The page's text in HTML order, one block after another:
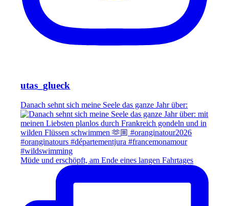
utas_glueck
Danach sehnt sich meine Seele das ganze Jahr über:
Müde und erschöpft, am Ende eines langen Fahrtages